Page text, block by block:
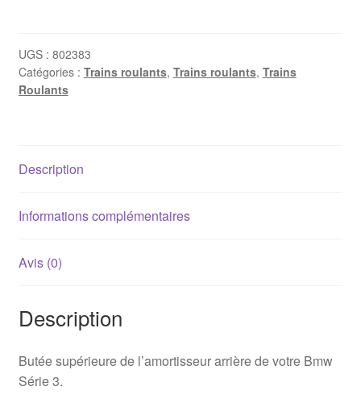
arrière
E30
/
UGS : 802383
Catégories : Trains roulants, Trains roulants, Trains
Roulants
Description
Informations complémentaires
Avis (0)
Description
Butée supérieure de l’amortisseur arrière de votre Bmw
Série 3.